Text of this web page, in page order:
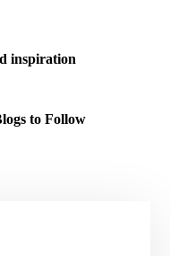
inspiration
to Follow